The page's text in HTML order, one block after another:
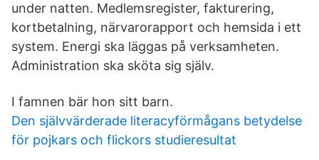
under natten. Medlemsregister, fakturering,
kortbetalning, närvarorapport och hemsida i ett
system. Energi ska läggas på verksamheten.
Administration ska sköta sig själv.
I famnen bär hon sitt barn.
Den självvärderade literacyförmågans betydelse
för pojkars och flickors studieresultat